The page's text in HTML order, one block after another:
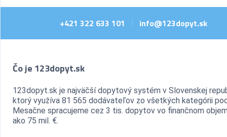
+421 322 633 101 | info@123dopyt.sk
Čo je 123dopyt.sk
123dopyt.sk je najväčší dopytový systém v Slovenskej
ktorý využíva 81 565 dodávateľov zo všetkých kategórii
Mesačne spracujeme cez 3 tis. dopytov vo finančnom
ako 75 mil. €.